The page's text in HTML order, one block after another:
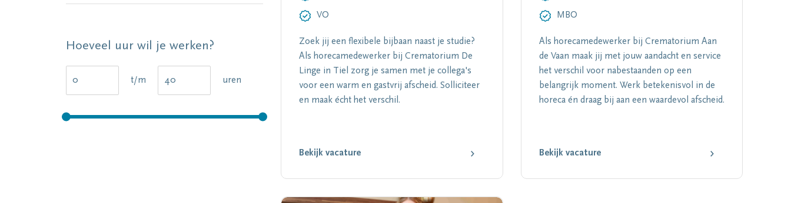
Hoeveel uur wil je werken?
t/m uren
VO
Zoek jij een flexibele bijbaan naast je studie?
Als horecamedewerker bij Crematorium De
Linge in Tiel zorg je samen met je collega's
voor een warm en gastvrij afscheid. Solliciteer
en maak écht het verschil.
Bekijk vacature
MBO
Als horecamedewerker bij Crematorium Aan
de Vaan maak jij met jouw aandacht en service
het verschil voor nabestaanden op een
belangrijk moment. Werk betekenisvol in de
horeca én draag bij aan een waardevol afscheid.
Bekijk vacature